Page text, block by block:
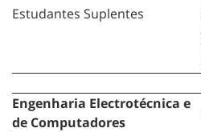
Estudantes Suplentes
Engenharia Electrotécnica e
de Computadores